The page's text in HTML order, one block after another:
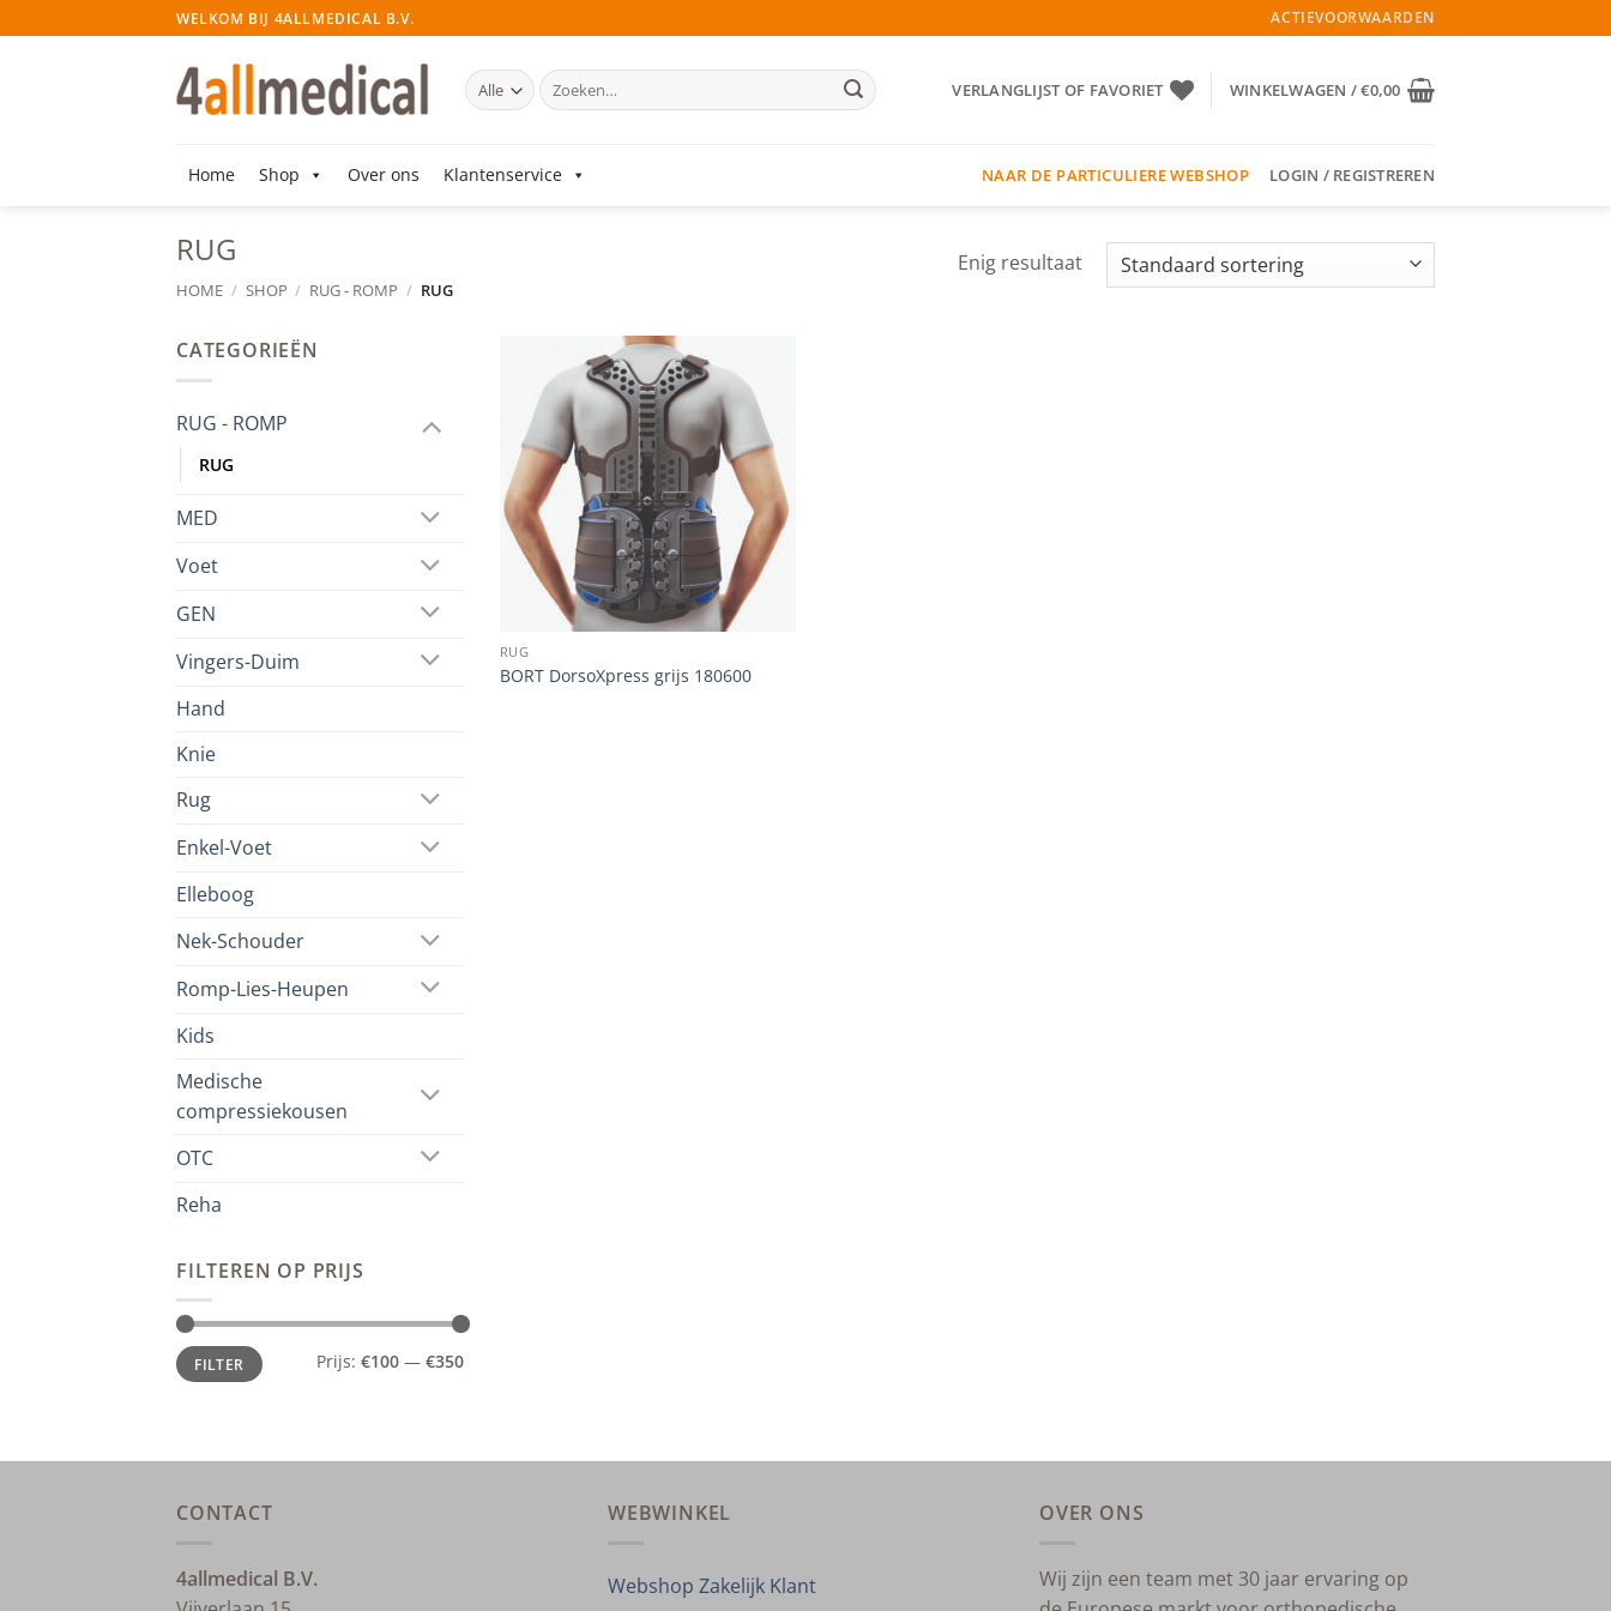
naar
WELKOM BIJ 4ALLMEDICAL B.V. ACTIEVOORWAARDEN
Zoeken
naar:
VERLANGLIJST OF FAVORIET WINKELWAGEN /€0,00
Home Shop Over ons Klantenservice NAAR DE PARTICULIERE WEBSHOP LOGIN / REGISTREREN
RUG
HOME / SHOP / RUG - ROMP / RUG
Enig resultaat
CATEGORIEËN
RUG - ROMP
RUG
MED
Voet
GEN
Vingers-Duim
Hand
Knie
Rug
Enkel-Voet
Elleboog
Nek-Schouder
Romp-Lies-Heupen
Kids
Medische
compressiekousen
OTC
Reha
FILTEREN OP PRIJS
Min.
prijs
Max.
prijsFILTER Prijs: €100 — €350
Add to
wishlist
RUG
BORT DorsoXpress grijs 180600
CONTACT
4allmedical B.V.
WEBWINKEL
Webshop Zakelijk Klant
OVER ONS
Wij zijn een team met 30 jaar ervaring op